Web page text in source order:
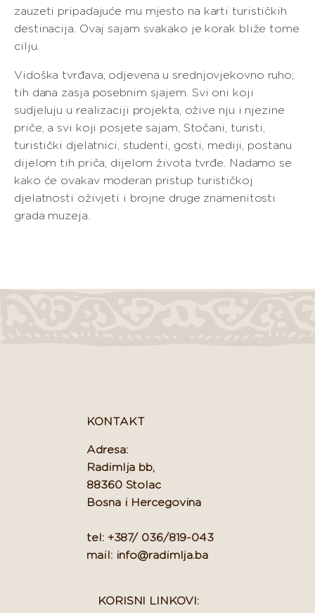
zauzeti pripadajuće mu mjesto na karti turističkih
destinacija. Ovaj sajam svakako je korak bliže tome
cilju.
Vidoška tvrđava, odjevena u srednjovjekovno ruho,
tih dana zasja posebnim sjajem. Svi oni koji
sudjeluju u realizaciji projekta, ožive nju i njezine
priče, a svi koji posjete sajam, Stočani, turisti,
turistički djelatnici, studenti, gosti, mediji, postanu
dijelom tih priča, dijelom života tvrđe. Nadamo se
kako će ovakav moderan pristup turističkoj
djelatnosti oživjeti i brojne druge znamenitosti
grada muzeja.
KONTAKT
Adresa:
Radimlja bb,
88360 Stolac
Bosna i Hercegovina
tel: +387/ 036/819-043
mail: info@radimlja.ba
KORISNI LINKOVI: